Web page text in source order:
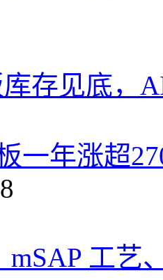
存见底，
一年涨超
mSAP 工艺